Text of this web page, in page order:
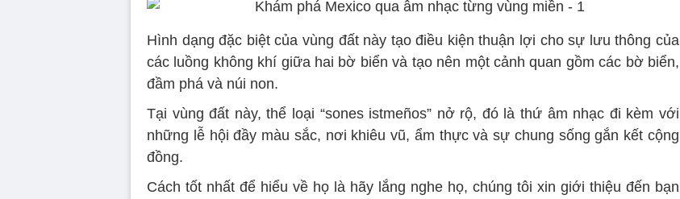
Hình dạng đặc biệt của vùng đất này tạo điều kiện thuận lợi cho sự lưu thông của
các luồng không khí giữa hai bờ biển và tạo nên một cảnh quan gồm các bờ biển,
đầm phá và núi non.
Tại vùng đất này, thể loại “sones istmeños” nở rộ, đó là thứ âm nhạc đi kèm với
những lễ hội đầy màu sắc, nơi khiêu vũ, ẩm thực và sự chung sống gắn kết cộng
đồng.
Cách tốt nhất để hiểu về họ là hãy lắng nghe họ, chúng tôi xin giới thiệu đến bạn